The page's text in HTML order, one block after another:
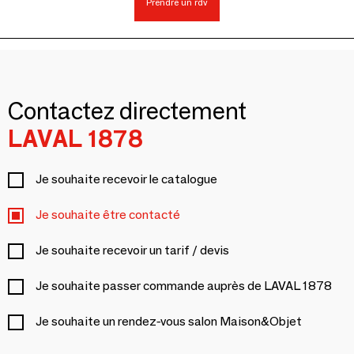
Contactez directement
LAVAL 1878
Je souhaite recevoir le catalogue
Je souhaite être contacté
Je souhaite recevoir un tarif / devis
Je souhaite passer commande auprès de LAVAL 1878
Je souhaite un rendez-vous salon Maison&Objet